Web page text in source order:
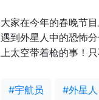
大家在今年的春晚节
遇到外星人中的恐怖
上太空带着枪的事！
#宇航员 #外星人